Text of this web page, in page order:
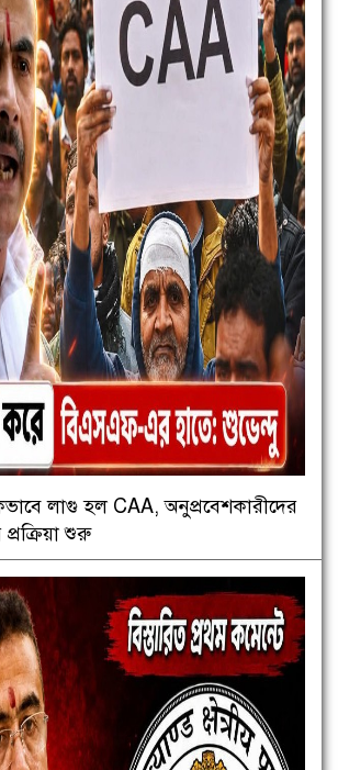
লাগু হল CAA, অনুপ্রবেশকারীদের
শুরু